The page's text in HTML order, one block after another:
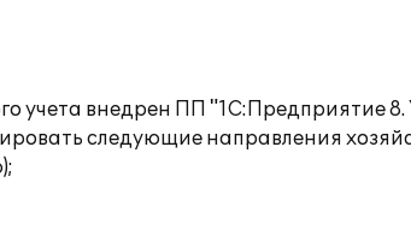
внедрен ПП "1С:Предприятие 8.
следующие направления